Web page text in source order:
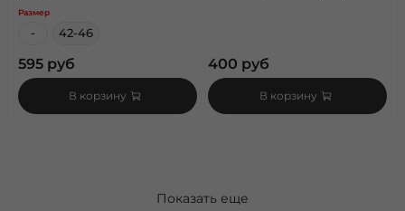
Размер
- 42-46
595 руб
В корзину
400 руб
В корзину
Показать еще